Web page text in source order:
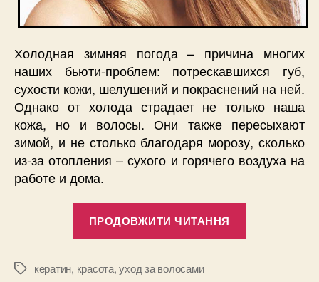
Холодная зимняя погода – причина многих
наших бьюти-проблем: потрескавшихся губ,
сухости кожи, шелушений и покраснений на ней.
Однако от холода страдает не только наша
кожа, но и волосы. Они также пересыхают
зимой, и не столько благодаря морозу, сколько
из-за отопления – сухого и горячего воздуха на
работе и дома.
ПРОДОВЖИТИ ЧИТАННЯ
Позначки
кератин, красота,уход за волосами